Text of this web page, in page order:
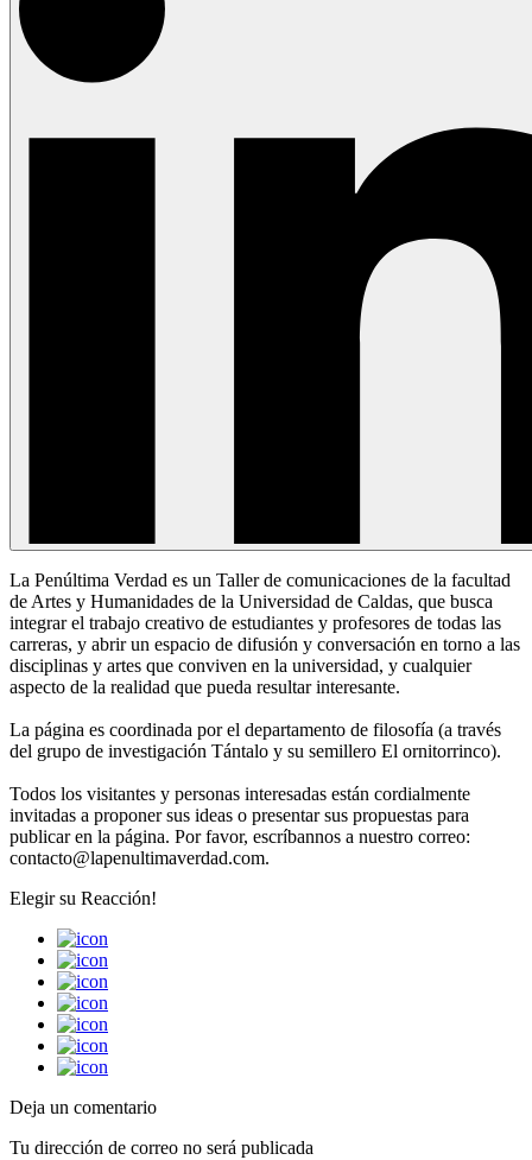
La Penúltima Verdad es un Taller de comunicaciones de la facultad
de Artes y Humanidades de la Universidad de Caldas, que busca
integrar el trabajo creativo de estudiantes y profesores de todas las
carreras, y abrir un espacio de difusión y conversación en torno a las
disciplinas y artes que conviven en la universidad, y cualquier
aspecto de la realidad que pueda resultar interesante.
La página es coordinada por el departamento de filosofía (a través
del grupo de investigación Tántalo y su semillero El ornitorrinco).
Todos los visitantes y personas interesadas están cordialmente
invitadas a proponer sus ideas o presentar sus propuestas para
publicar en la página. Por favor, escríbannos a nuestro correo:
contacto@lapenultimaverdad.com.
Elegir su Reacción!
Deja un comentario
Tu dirección de correo no será publicada